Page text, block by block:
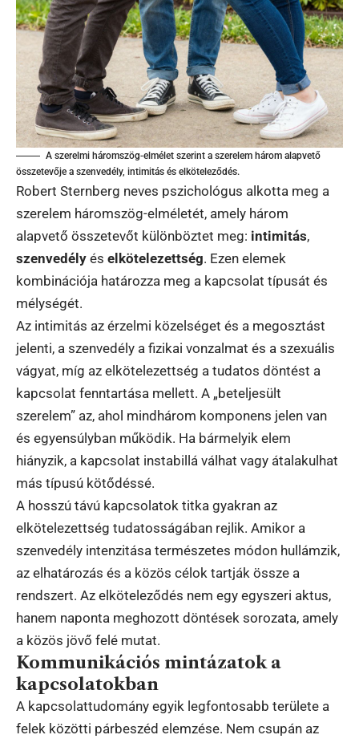
A szerelmi háromszög-elmélet szerint a szerelem három alapvető
összetevője a szenvedély, intimitás és elköteleződés.
Robert Sternberg neves pszichológus alkotta meg a
szerelem háromszög-elméletét, amely három
alapvető összetevőt különböztet meg: intimitás,
szenvedély és elkötelezettség. Ezen elemek
kombinációja határozza meg a kapcsolat típusát és
mélységét.
Az intimitás az érzelmi közelséget és a megosztást
jelenti, a szenvedély a fizikai vonzalmat és a szexuális
vágyat, míg az elkötelezettség a tudatos döntést a
kapcsolat fenntartása mellett. A „beteljesült
szerelem” az, ahol mindhárom komponens jelen van
és egyensúlyban működik. Ha bármelyik elem
hiányzik, a kapcsolat instabillá válhat vagy átalakulhat
más típusú kötődéssé.
A hosszú távú kapcsolatok titka gyakran az
elkötelezettség tudatosságában rejlik. Amikor a
szenvedély intenzitása természetes módon hullámzik,
az elhatározás és a közös célok tartják össze a
rendszert. Az elköteleződés nem egy egyszeri aktus,
hanem naponta meghozott döntések sorozata, amely
a közös jövő felé mutat.
Kommunikációs mintázatok a
kapcsolatokban
A kapcsolattudomány egyik legfontosabb területe a
felek közötti párbeszéd elemzése. Nem csupán az